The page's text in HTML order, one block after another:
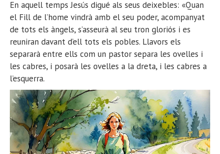
En aquell temps Jesús digué als seus deixebles: «Quan
el Fill de l’home vindrà amb el seu poder, acompanyat
de tots els àngels, s’asseurà al seu tron gloriós i es
reuniran davant d’ell tots els pobles. Llavors els
separarà entre ells com un pastor separa les ovelles i
les cabres, i posarà les ovelles a la dreta, i les cabres a
l’esquerra.